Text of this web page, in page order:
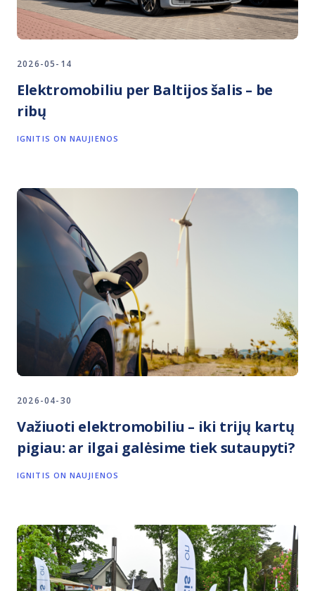
2026-05-14
Elektromobiliu per Baltijos šalis – be
ribų
IGNITIS ON NAUJIENOS
2026-04-30
Važiuoti elektromobiliu – iki trijų kartų
pigiau: ar ilgai galėsime tiek sutaupyti?
IGNITIS ON NAUJIENOS